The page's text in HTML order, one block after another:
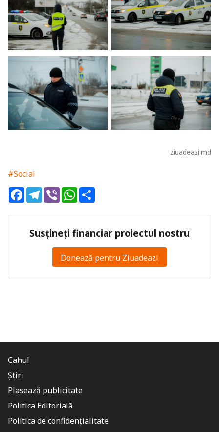
ziuadeazi.md
#Social
FacebookTelegram
ViberWhatsApp
Susțineți financiar proiectul nostru
Donează pentru Ziuadeazi
Cahul
Știri
Plasează publicitate
Politica Editorială
Politica de confidențialitate